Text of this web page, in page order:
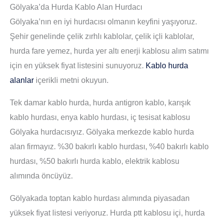
Gölyaka’da Hurda Kablo Alan Hurdacı
Gölyaka’nın en iyi hurdacısı olmanın keyfini yaşıyoruz.
Şehir genelinde çelik zırhlı kablolar, çelik içli kablolar,
hurda fare yemez, hurda yer altı enerji kablosu alım satımı
için en yüksek fiyat listesini sunuyoruz. Kablo hurda
alanlar içerikli metni okuyun.
Tek damar kablo hurda, hurda antigron kablo, karışık
kablo hurdası, enya kablo hurdası, iç tesisat kablosu
Gölyaka hurdacısıyız. Gölyaka merkezde kablo hurda
alan firmayız. %30 bakırlı kablo hurdası, %40 bakırlı kablo
hurdası, %50 bakırlı hurda kablo, elektrik kablosu
alımında öncüyüz.
Gölyakada toptan kablo hurdası alımında piyasadan
yüksek fiyat listesi veriyoruz. Hurda ptt kablosu içi, hurda